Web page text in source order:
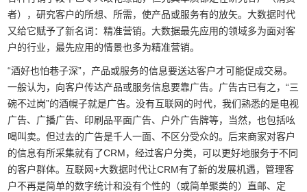
者），研究客户的所想、所需，使产品或服务有的放矢。大数据时代
又给它赋予了新名词：精准营销。大数据最先应用的领域多为面对客
户的行业，最先应用的情景也多为精准营销。
“酒好也怕巷子深”，产品或服务的信息要送达客户才可能促成交易。
一般认为，向客户传达产品或服务信息要靠广告。广告古已有之，“三
碗不过岗”的酒幌子就是广告。没有互联网的时代，我们熟悉的是电视
广告、广播广告、印刷品平面广告、户外广告牌等，当然，也包括吆
喝叫卖。但过去的广告是千人一面、不区分受众的。后来商家对客户
的信息有所采集就有了CRM，经过客户分类，可以更好地服务于不同
的客户群体。互联网+大数据时代让CRM有了新的发展机遇，管理客
户不再是简单的数字统计和没有个性的（或简单聚类的）直邮、定